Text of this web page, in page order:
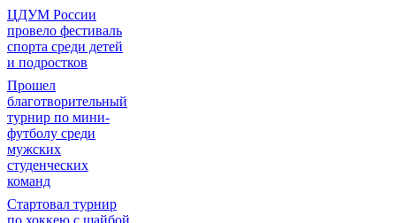
ЦДУМ России
провело фестиваль
спорта среди детей
и подростков
Прошел
благотворительный
турнир по мини-
футболу среди
мужских
студенческих
команд
Cтартовал турнир
по хоккею с шайбой